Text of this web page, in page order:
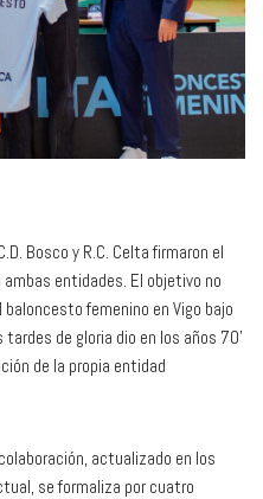
Bosco y R.C. Celta firmaron el
entidades. El objetivo no
femenino en Vigo bajo
de gloria dio en los años 70’
de la propia entidad
actualizado en los
se formaliza por cuatro